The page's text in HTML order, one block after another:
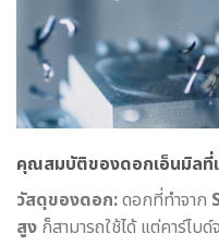
คุณสมบัติของดอกเอ็นมิลที่
วัสดุของดอก:ดอกที่ทำจาก
สูง ก็สามารถใช้ได้ แต่คาร์ไบ